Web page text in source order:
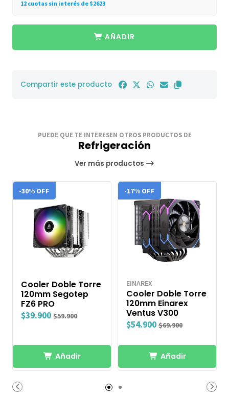
12 cuotas sin interés de $2623
AÑADIR
Compartir este producto
PUEDE QUE TE INTERESEN OTROS PRODUCTOS DE
Refrigeración
Ver más productos
-30% OFF
Cooler Doble Torre
120mm Segotep
FZ6 PRO
$39.900 $59.900
Añadir
-17% OFF
EINAREX
Cooler Doble Torre
120mm Einarex
Ventus V300
$54.900 $69.900
Añadir